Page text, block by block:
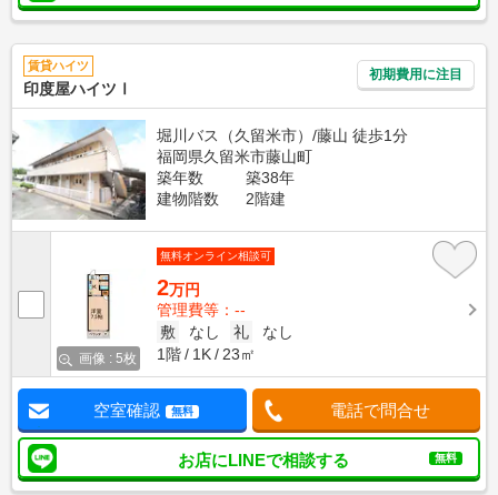
賃貸ハイツ
印度屋ハイツⅠ
初期費用に注目
堀川バス（久留米市）/藤山 徒歩1分
福岡県久留米市藤山町
築年数
築38年
建物階数
2階建
画像 : 5枚
無料オンライン相談可
2万円
管理費等：--
敷
なし 礼
なし
1階
1K 23㎡
空室確認 無料 電話で問合せ
お店にLINEで相談する 無料